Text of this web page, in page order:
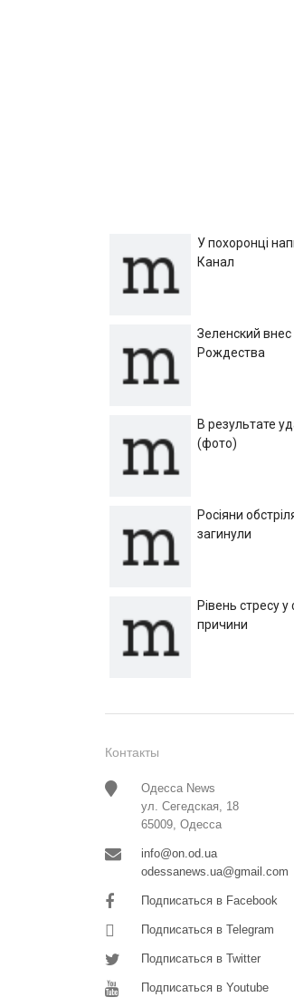
У похоронці
Канал
Зеленский
Рождества
В результате
(фото)
Росіяни
загинули
Рівень стресу
причини
Контакты
Одесса News
ул. Сегедская, 18
65009, Одесса
info@on.od.ua
odessanews.ua@gmail.com
Подписаться в Facebook
Подписаться в Telegram
Подписаться в Twitter
Подписаться в Youtube